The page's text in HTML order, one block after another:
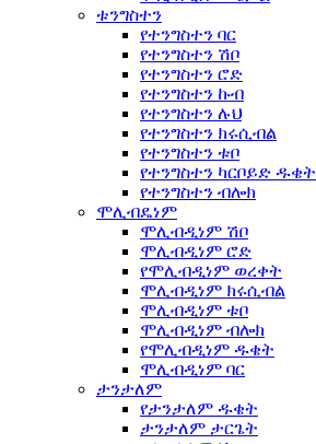
ቱንግስተን
የተንግስተን ባር
የተንግስተን ሽቦ
የተንግስተን ሮድ
የተንግስተን ኩብ
የተንግስተን ሉህ
የተንግስተን ክሩሲብል
የተንግስተን ቱቦ
የተንግስተን ካርቦይድ ዱቄት
የተንግስተን ብሎክ
ሞሊብዴነም
ሞሊብዲነም ሽቦ
ሞሊብዲነም ሮድ
የሞሊብዲነም ወረቀት
ሞሊብዲነም ክሩሲብል
ሞሊብዲነም ቱቦ
ሞሊብዲነም ብሎክ
የሞሊብዲነም ዱቄት
ሞሊብዲነም ባር
ታንታለም
የታንታለም ዱቄት
ታንታለም ታርጌት